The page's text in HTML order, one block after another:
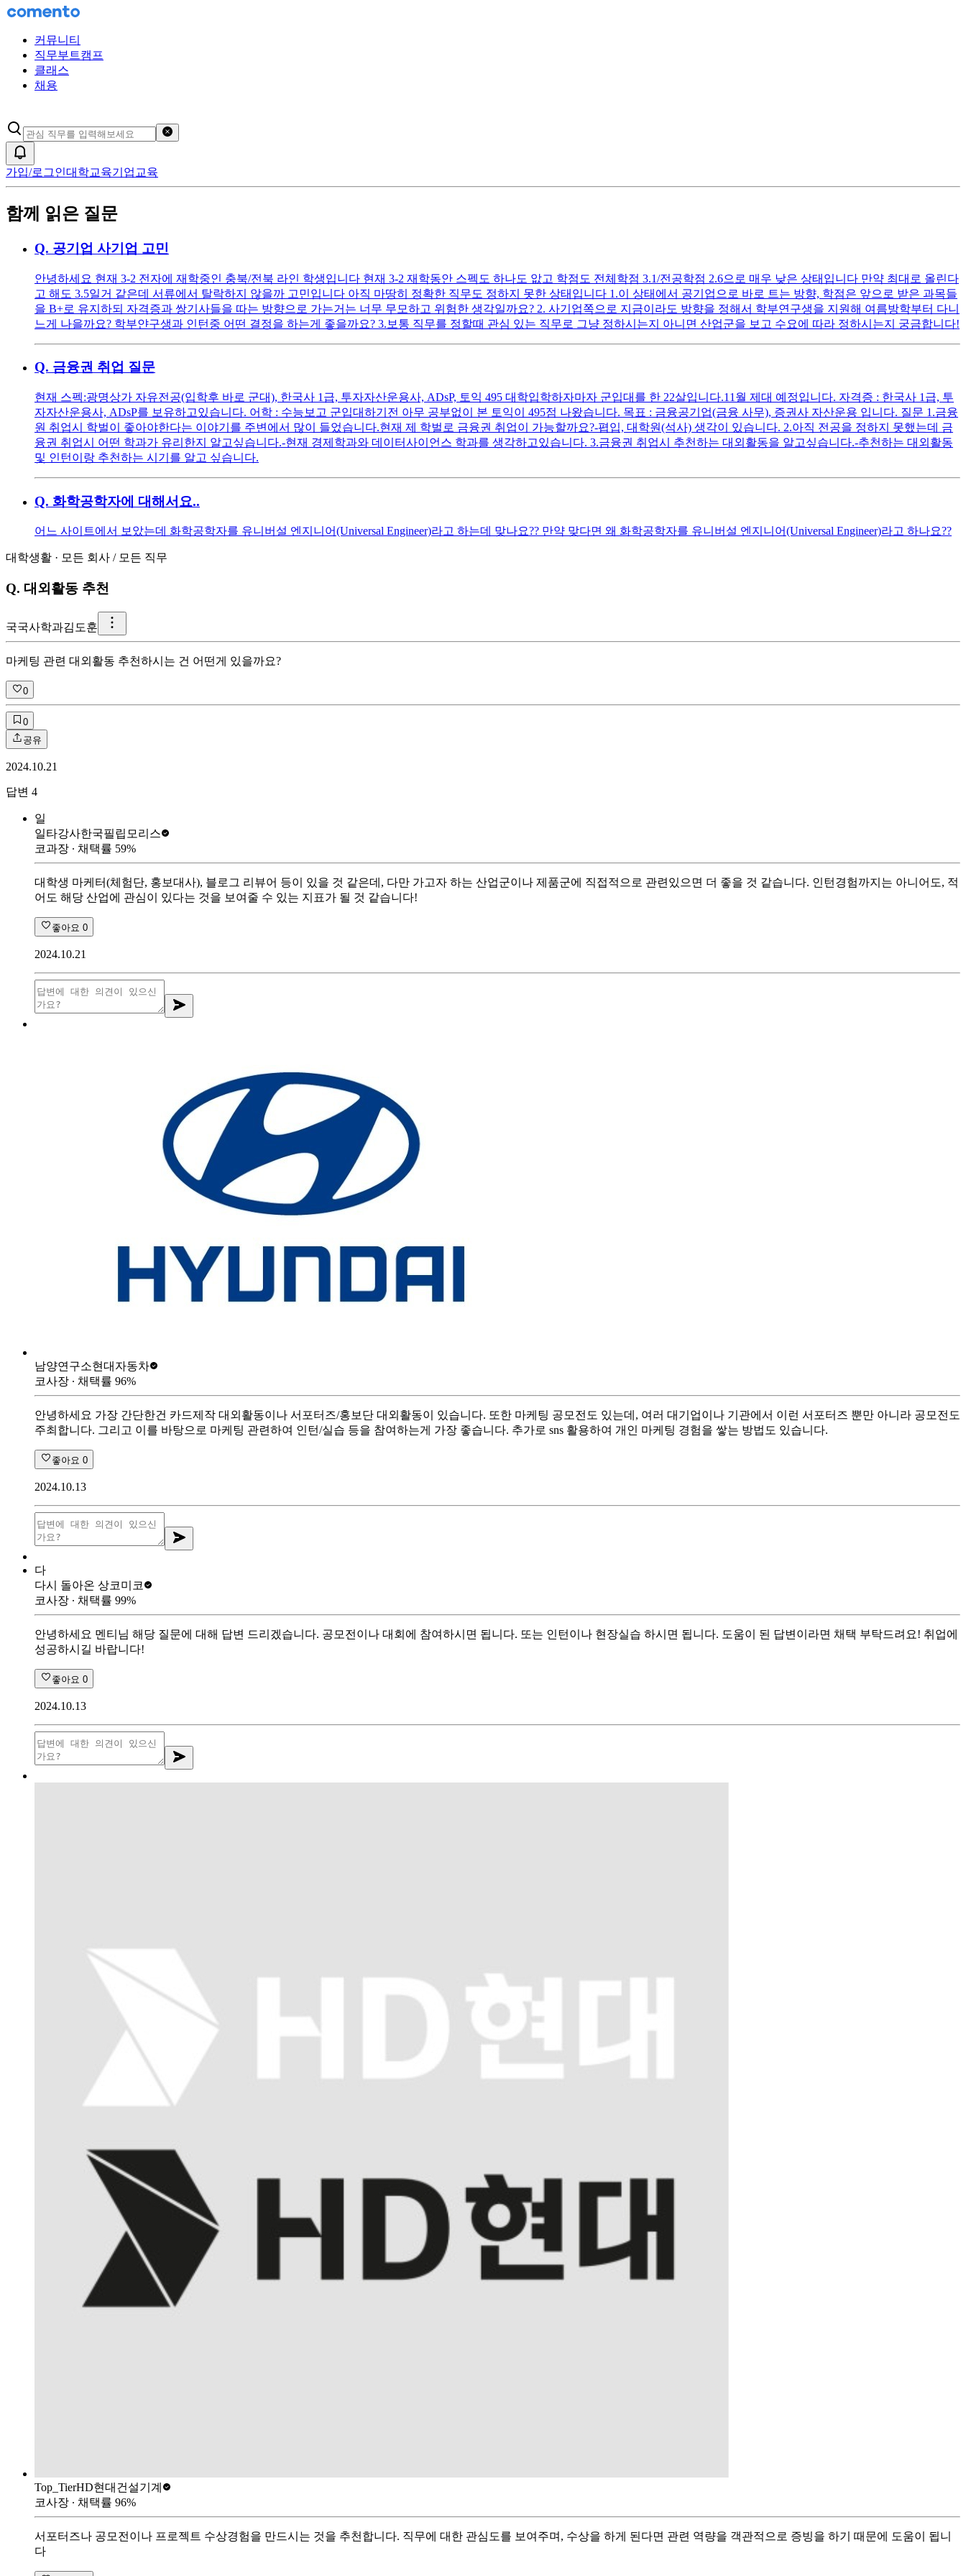
커뮤니티
직무부트캠프
클래스
채용
가입/로그인대학교육기업교육
함께 읽은 질문
Q. 공기업 사기업 고민
안녕하세요 현재 3-2 전자에 재학중인 충북/전북 라인 학생입니다 현재 3-2 재학동안 스펙도 하나도 앖고 학점도 전체학점 3.1/전공학점 2.6으로 매우 낮은 상태입니다 만약 최대로 올린다
고 해도 3.5일거 같은데 서류에서 탈락하지 않을까 고민입니다 아직 마땅히 정확한 직무도 정하지 못한 상태입니다 1.이 상태에서 공기업으로 바로 트는 방향, 학점은 앞으로 받은 과목들
을 B+로 유지하되 자격증과 쌍기사들을 따는 방향으로 가는거는 너무 무모하고 위험한 생각일까요? 2. 사기업쪽으로 지금이라도 방향을 정해서 학부연구생을 지원해 여름방학부터 다니
느게 나을까요? 학부얀구생과 인턴중 어떤 결정을 하는게 좋을까요? 3.보통 직무를 정할때 관심 있는 직무로 그냥 정하시는지 아니면 산업군을 보고 수요에 따라 정하시는지 궁금합니다!
Q. 금융권 취업 질문
현재 스펙:광명상가 자유전공(입학후 바로 군대), 한국사 1급, 투자자산운용사, ADsP, 토익 495 대학입학하자마자 군입대를 한 22살입니다.11월 제대 예정입니다. 자격증 : 한국사 1급, 투
자자산운용사, ADsP를 보유하고있습니다. 어학 : 수능보고 군입대하기전 아무 공부없이 본 토익이 495점 나왔습니다. 목표 : 금융공기업(금융 사무), 증권사 자산운용 입니다. 질문 1.금융
원 취업시 학벌이 좋아야한다는 이야기를 주변에서 많이 들었습니다.현재 제 학벌로 금융권 취업이 가능할까요?-폅입, 대학원(석사) 생각이 있습니다. 2.아직 전공을 정하지 못했는데 금
융권 취업시 어떤 학과가 유리한지 알고싶습니다.-현재 경제학과와 데이터사이언스 학과를 생각하고있습니다. 3.금융권 취업시 추천하는 대외활동을 알고싶습니다.-추천하는 대외활동
및 인턴이랑 추천하는 시기를 알고 싶습니다.
Q. 화학공학자에 대해서요..
어느 사이트에서 보았는데 화학공학자를 유니버설 엔지니어(Universal Engineer)라고 하는데 맞나요?? 만약 맞다면 왜 화학공학자를 유니버설 엔지니어(Universal Engineer)라고 하나요??
대학생활 · 모든 회사 / 모든 직무
Q. 대외활동 추천
국국사학과김도훈
마케팅 관련 대외활동 추천하시는 건 어떤게 있을까요?
0
0
공유
2024.10.21
답변 4
일
일타강사한국필립모리스
코과장 ∙ 채택률 59%
대학생 마케터(체험단, 홍보대사), 블로그 리뷰어 등이 있을 것 같은데, 다만 가고자 하는 산업군이나 제품군에 직접적으로 관련있으면 더 좋을 것 같습니다. 인턴경험까지는 아니어도, 적
어도 해당 산업에 관심이 있다는 것을 보여줄 수 있는 지표가 될 것 같습니다!
좋아요 0
2024.10.21
남양연구소현대자동차
코사장 ∙ 채택률 96%
안녕하세요 가장 간단한건 카드제작 대외활동이나 서포터즈/홍보단 대외활동이 있습니다. 또한 마케팅 공모전도 있는데, 여러 대기업이나 기관에서 이런 서포터즈 뿐만 아니라 공모전도
주최합니다. 그리고 이를 바탕으로 마케팅 관련하여 인턴/실습 등을 참여하는게 가장 좋습니다. 추가로 sns 활용하여 개인 마케팅 경험을 쌓는 방법도 있습니다.
좋아요 0
2024.10.13
다
다시 돌아온 상코미코
코사장 ∙ 채택률 99%
안녕하세요 멘티님 해당 질문에 대해 답변 드리겠습니다. 공모전이나 대회에 참여하시면 됩니다. 또는 인턴이나 현장실습 하시면 됩니다. 도움이 된 답변이라면 채택 부탁드려요! 취업에
성공하시길 바랍니다!
좋아요 0
2024.10.13
Top_TierHD현대건설기계
코사장 ∙ 채택률 96%
서포터즈나 공모전이나 프로젝트 수상경험을 만드시는 것을 추천합니다. 직무에 대한 관심도를 보여주며, 수상을 하게 된다면 관련 역량을 객관적으로 증빙을 하기 때문에 도움이 됩니
다